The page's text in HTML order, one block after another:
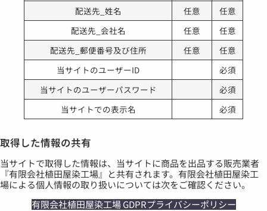
配送先_姓名
任意
任意
配送先_会社名
任意
任意
配送先_郵便番号及び住所
任意
任意
当サイトのユーザーID
必須
当サイトのユーザーパスワード
必須
当サイトでの表示名
必須
取得した情報の共有
当サイトで取得した情報は、当サイトに商品を出品する販売業者
『有限会社植田屋染工場』と共有されます。有限会社植田屋染工
場による個人情報の取り扱いについては次をご確認ください。
有限会社植田屋染工場 GDPRプライバシーポリシー